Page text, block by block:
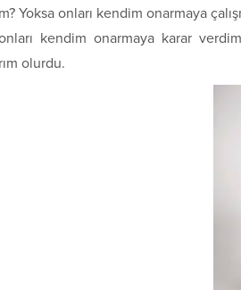
Yoksa onları kendim onarmaya
kendim onarmaya karar
olurdu.